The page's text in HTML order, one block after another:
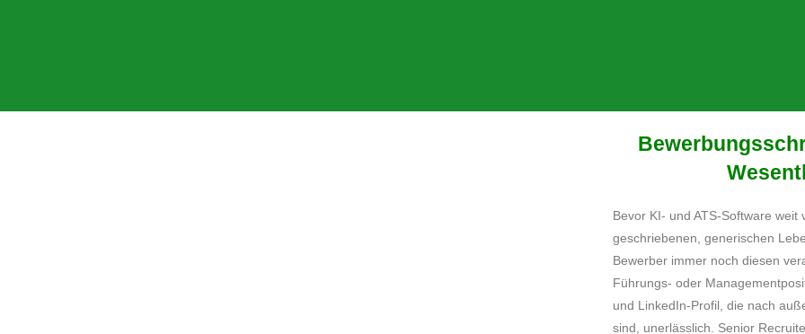
Bevor KI- und ATS-Software
geschriebenen, generischen
Bewerber immer noch diesen
Führungs- oder
und LinkedIn-Profil, die nach
sind, unerlässlich. Senior